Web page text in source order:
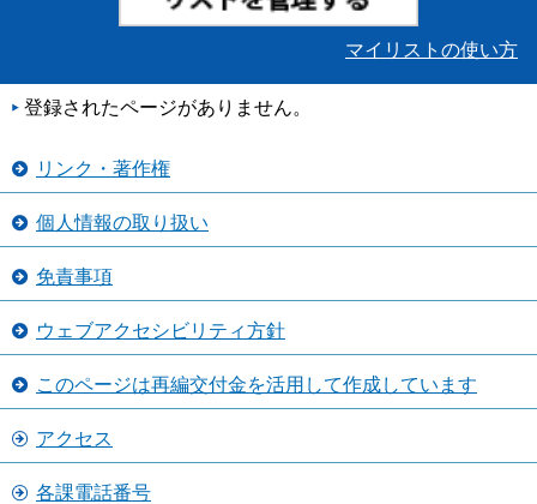
マイリストの使い方
登録されたページがありません。
リンク・著作権
個人情報の取り扱い
免責事項
ウェブアクセシビリティ方針
このページは再編交付金を活用して作成しています
アクセス
各課電話番号